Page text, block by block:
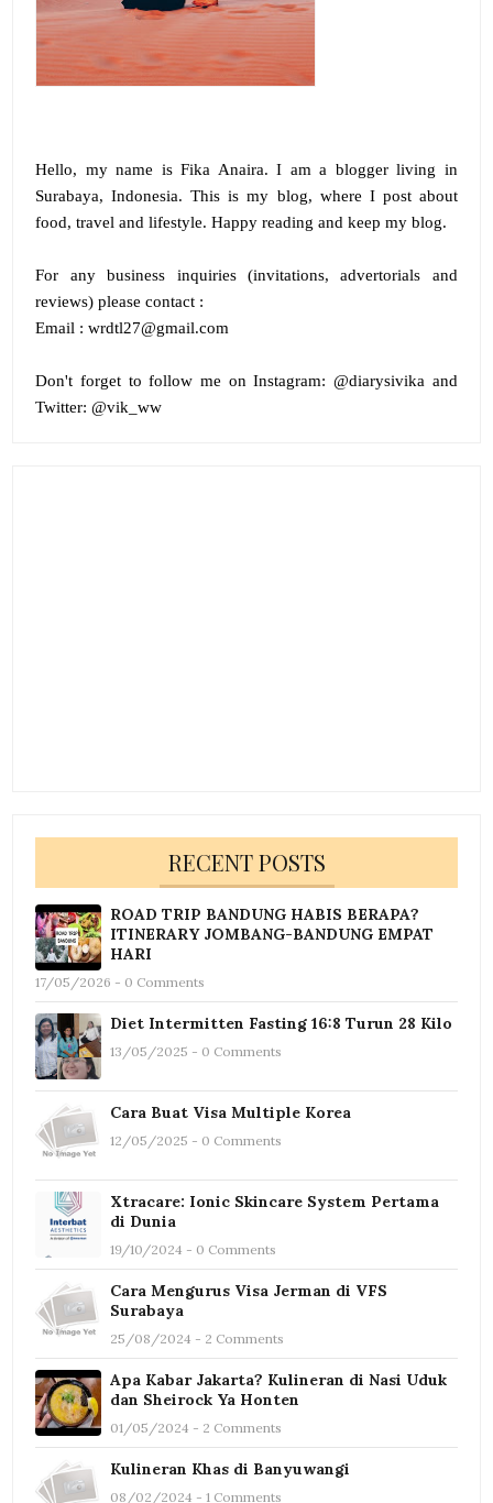
Hello, my name isFika Anaira. I am a blogger living in
Surabaya, Indonesia. This is my blog, where I post about
food, travel and lifestyle. Happy reading and keep my blog.
For any business inquiries (invitations, advertorials and
reviews) please contact :
Email : wrdtl27@gmail.com
Don't forget to follow me onInstagram: @diarysivika and
Twitter: @vik_ww
RECENT POSTS
ROAD TRIP BANDUNG HABIS BERAPA?
ITINERARY JOMBANG-BANDUNG EMPAT
HARI
17/05/2026 - 0 Comments
Diet Intermitten Fasting 16:8 Turun 28 Kilo
13/05/2025 - 0 Comments
Cara Buat Visa Multiple Korea
12/05/2025 - 0 Comments
Xtracare: Ionic Skincare System Pertama
di Dunia
19/10/2024 - 0 Comments
Cara Mengurus Visa Jerman di VFS
Surabaya
25/08/2024 - 2 Comments
Apa Kabar Jakarta? Kulineran di Nasi Uduk
dan Sheirock Ya Honten
01/05/2024 - 2 Comments
Kulineran Khas di Banyuwangi
08/02/2024 - 1 Comments